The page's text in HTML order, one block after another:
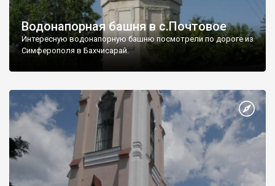
Водонапорная башня в с.Почтовое
Интересную водонапорную башню посмотрели по дороге из
Симферополя в Бахчисарай.